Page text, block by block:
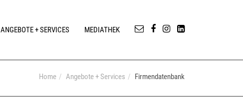
ANGEBOTE + SERVICES MEDIATHEK
Home Angebote + Services Firmendatenbank